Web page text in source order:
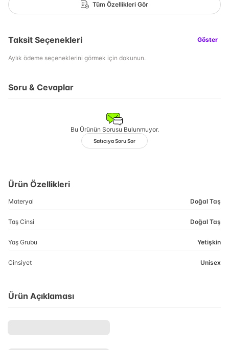
Tüm Özellikleri Gör
Taksit Seçenekleri Göster
Aylık ödeme seçeneklerini görmek için dokunun.
Soru & Cevaplar
Bu Ürünün Sorusu Bulunmuyor.
Satıcıya Soru Sor
Ürün Özellikleri
Materyal Doğal Taş
Taş Cinsi Doğal Taş
Yaş Grubu Yetişkin
Cinsiyet Unisex
Ürün Açıklaması